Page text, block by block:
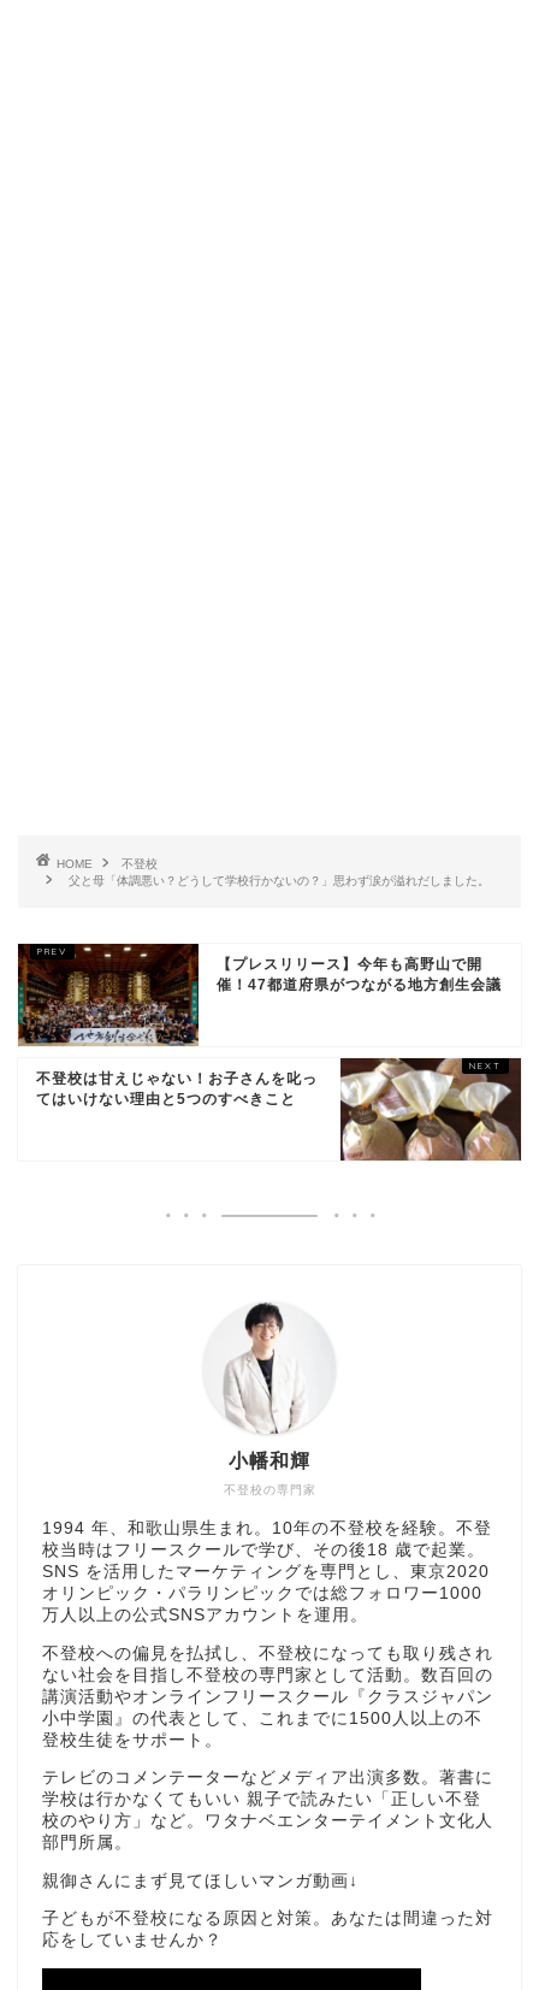
HOME
不登校
父と母「体調悪い？どうして学校行かないの？」思わず涙が溢れだしました。
【プレスリリース】今年も高野山で開
催！47都道府県がつながる地方創生会議
不登校は甘えじゃない！お子さんを叱っ
てはいけない理由と5つのすべきこと
不登校の専門家
小幡和輝
1994 年、和歌山県生まれ。10年の不登校を経験。不登
校当時はフリースクールで学び、その後18 歳で起業。
SNS を活用したマーケティングを専門とし、東京2020
オリンピック・パラリンピックでは総フォロワー1000
万人以上の公式SNSアカウントを運用。
不登校への偏見を払拭し、不登校になっても取り残され
ない社会を目指し不登校の専門家として活動。数百回の
講演活動やオンラインフリースクール『クラスジャパン
小中学園』の代表として、これまでに1500人以上の不
登校生徒をサポート。
テレビのコメンテーターなどメディア出演多数。著書に
学校は行かなくてもいい 親子で読みたい「正しい不登
校のやり方」など。ワタナベエンターテイメント文化人
部門所属。
親御さんにまず見てほしいマンガ動画↓
子どもが不登校になる原因と対策。あなたは間違った対
応をしていませんか？